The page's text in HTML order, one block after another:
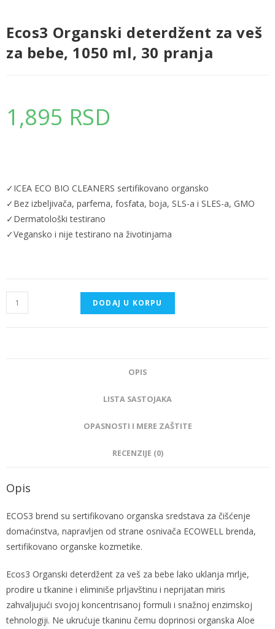
Ecos3 Organski deterdžent za veš
za bebe, 1050 ml, 30 pranja
1,895 RSD
✓ICEA ECO BIO CLEANERS sertifikovano organsko
✓Bez izbeljivača, parfema, fosfata, boja, SLS-a i SLES-a, GMO
✓Dermatološki testirano
✓Vegansko i nije testirano na životinjama
DODAJ U KORPU
OPIS
LISTA SASTOJAKA
OPASNOSTI I MERE ZAŠTITE
RECENZIJE (0)
Opis
ECOS3 brend su sertifikovano organska sredstava za čišćenje
domaćinstva, napravljen od strane osnivača ECOWELL brenda,
sertifikovano organske kozmetike.
Ecos3 Organski deterdžent za veš za bebe lako uklanja mrlje,
prodire u tkanine i eliminiše prljavštinu i neprijatan miris
zahvaljujući svojoj koncentrisanoj formuli i snažnoj enzimskoj
tehnologiji. Ne ukrućuje tkaninu čemu doprinosi organska Aloe